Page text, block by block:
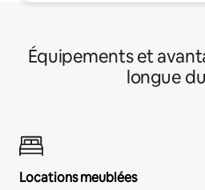
Équipements et
longue
Locations meublées